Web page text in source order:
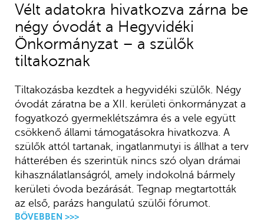
Vélt adatokra hivatkozva zárna be
négy óvodát a Hegyvidéki
Önkormányzat – a szülők
tiltakoznak
Tiltakozásba kezdtek a hegyvidéki szülők. Négy
óvodát záratna be a XII. kerületi önkormányzat a
fogyatkozó gyermeklétszámra és a vele együtt
csökkenő állami támogatásokra hivatkozva. A
szülők attól tartanak, ingatlanmutyi is állhat a terv
hátterében és szerintük nincs szó olyan drámai
kihasználatlanságról, amely indokolná bármely
kerületi óvoda bezárását. Tegnap megtartották
az első, parázs hangulatú szülői fórumot.
BŐVEBBEN >>>